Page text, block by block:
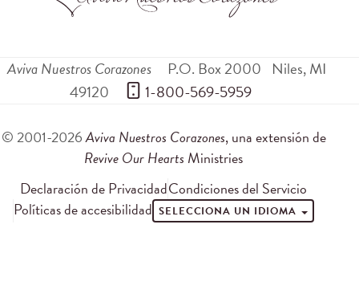
Aviva Nuestros Corazones P.O. Box 2000 Niles,MI
49120
1-800-569-5959
© 2001-2026Aviva Nuestros Corazones, una extensión de
Revive Our Hearts Ministries
Declaración de PrivacidadCondiciones del Servicio
Políticas de accesibilidad SELECCIONA UN IDIOMA